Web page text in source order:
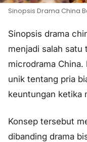
Sinopsis Drama China
Sinopsis drama
menjadi salah satu
microdrama
unik tentang pria
keuntungan ketika
Konsep tersebut
dibanding drama